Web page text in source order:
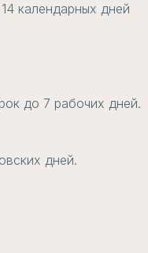
календарных дней
до 7 рабочих дней.
дней.